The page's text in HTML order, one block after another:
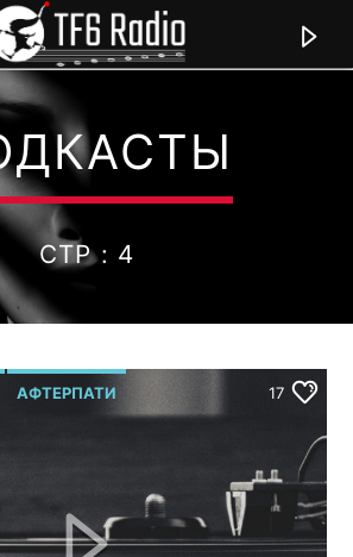
TF6 RADIO
НА ЯЗЫКЕ МУЗЫКИ!
СТР : 4
АФТЕРПАТИ 17